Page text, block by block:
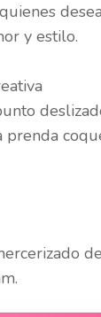
y estilo.
prenda